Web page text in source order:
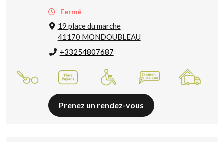
Fermé
19 place du marche
41170 MONDOUBLEAU
+33254807687
Prenez un rendez-vous